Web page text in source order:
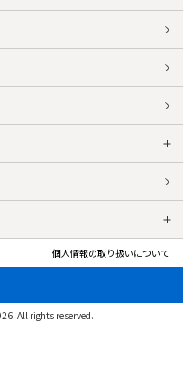
個人情報の取り扱いについて
All rights reserved.